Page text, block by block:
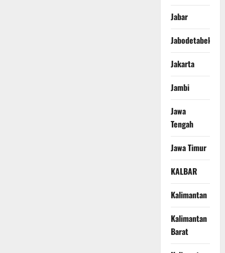
Jabar
Jabodetabek
Jakarta
Jambi
Jawa
Tengah
Jawa Timur
KALBAR
Kalimantan
Kalimantan
Barat